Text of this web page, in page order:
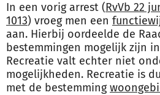
In een vorig arrest (RvVb 22
1013) vroeg men een
aan. Hierbij oordeelde de
bestemmingen mogelijk zijn
Recreatie valt echter niet
mogelijkheden. Recreatie is
met de bestemming